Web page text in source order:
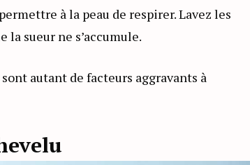
à la peau de respirer. Lavez les
la sueur ne s’accumule.
autant de facteurs aggravants à